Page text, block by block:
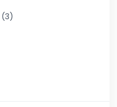
(3)